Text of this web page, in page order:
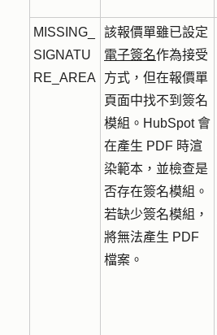
MISSING_
SIGNATU
RE_AREA
該報價單雖已設定
電子簽名作為接受
方式，但在報價單
頁面中找不到簽名
模組。HubSpot 會
在產生 PDF 時渲
染範本，並檢查是
否存在簽名模組。
若缺少簽名模組，
將無法產生 PDF
檔案。